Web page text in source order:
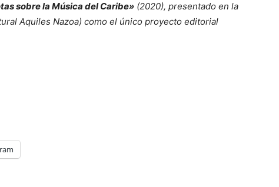
sobre la Música del Caribe» (2020), presentado en la
Aquiles Nazoa) como el único proyecto editorial